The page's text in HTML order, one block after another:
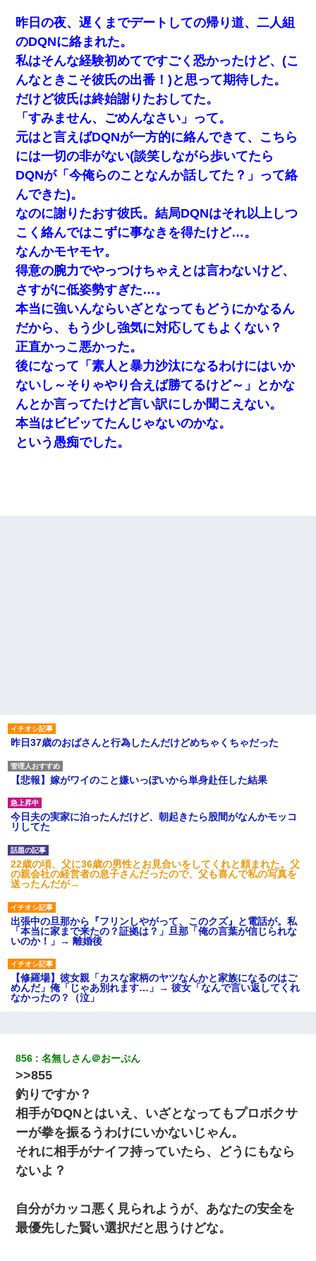
昨日の夜、遅くまでデートしての帰り道、二人組
のDQNに絡まれた。
私はそんな経験初めてですごく恐かったけど、(こ
んなときこそ彼氏の出番！)と思って期待した。
だけど彼氏は終始謝りたおしてた。
「すみません、ごめんなさい」って。
元はと言えばDQNが一方的に絡んできて、こちら
には一切の非がない(談笑しながら歩いてたら
DQNが「今俺らのことなんか話してた？」って絡
んできた)。
なのに謝りたおす彼氏。結局DQNはそれ以上しつ
こく絡んではこずに事なきを得たけど…。
なんかモヤモヤ。
得意の腕力でやっつけちゃえとは言わないけど、
さすがに低姿勢すぎた…。
本当に強いんならいざとなってもどうにかなるん
だから、もう少し強気に対応してもよくない？
正直かっこ悪かった。
後になって「素人と暴力沙汰になるわけにはいか
ないし～そりゃやり合えば勝てるけど～」とかな
んとか言ってたけど言い訳にしか聞こえない。
本当はビビッてたんじゃないのかな。
という愚痴でした。
昨日37歳のおばさんと行為したんだけどめちゃくちゃだった
【悲報】嫁がワイのこと嫌いっぽいから単身赴任した結果
今日夫の実家に泊ったんだけど、朝起きたら股間がなんかモッコ
リしてた
22歳の頃、父に36歳の男性とお見合いをしてくれと頼まれた。父
の親会社の経営者の息子さんだったので、父も喜んで私の写真を
送ったんだが→
出張中の旦那から『フリンしやがって、このクズ』と電話が。私
「本当に家まで来たの？証拠は？」旦那「俺の言葉が信じられな
いのか！」→ 離婚後
【修羅場】彼女親「カスな家柄のヤツなんかと家族になるのはご
めんだ」俺「じゃあ別れます…」→ 彼女「なんで言い返してくれ
なかったの？（泣」
（もう手遅れだったんだな…）
何年か前に妹は離婚している。当時生まれた姪が義弟の子じゃな
かったため妹有責での離婚になり…
13歳娘が元嫁のところから逃げてきた。どう扱ったらいいのかわ
からない
と・・・
856 名無しさん＠おーぷん
>>855
釣りですか？
相手がDQNとはいえ、いざとなってもプロボクサ
ーが拳を振るうわけにいかないじゃん。
それに相手がナイフ持っていたら、どうにもなら
ないよ？
自分がカッコ悪く見られようが、あなたの安全を
最優先した賢い選択だと思うけどな。